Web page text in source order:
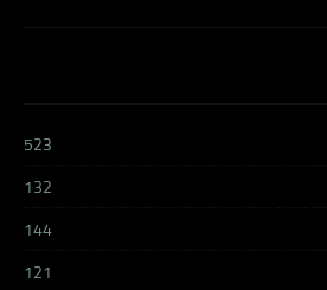
523
132
144
121